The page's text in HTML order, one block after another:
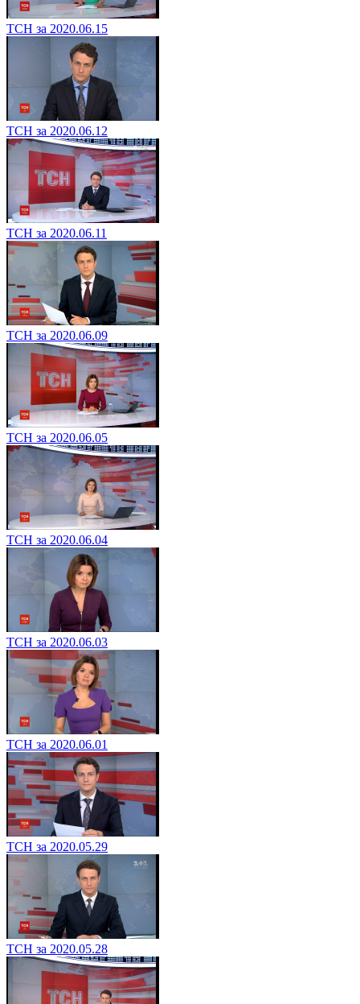
ТСН за 2020.06.15
ТСН за 2020.06.12
ТСН за 2020.06.11
ТСН за 2020.06.09
ТСН за 2020.06.05
ТСН за 2020.06.04
ТСН за 2020.06.03
ТСН за 2020.06.01
ТСН за 2020.05.29
ТСН за 2020.05.28